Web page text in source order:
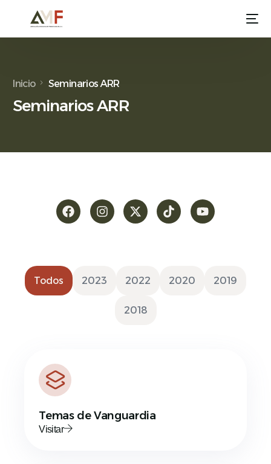
Inicio Seminarios ARR
Seminarios ARR
2023 2022 2020 2019
2018
Todos
Temas de Vanguardia
Visitar